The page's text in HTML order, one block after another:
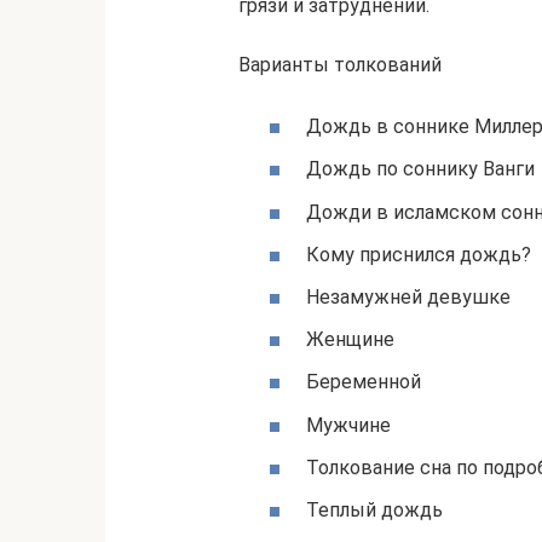
грязи и затруднений.
Варианты толкований
Дождь в соннике
Дождь по соннику Ванги
Дожди в исламском
Кому приснился дождь?
Незамужней девушке
Женщине
Беременной
Мужчине
Толкование сна по
Теплый дождь